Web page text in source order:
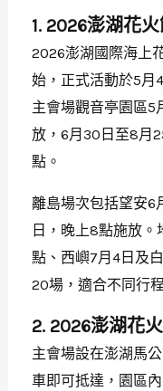
1. 2026澎湖花
2026澎湖國際海上
始，正式活動於5月
主會場觀音亭園區5
放，6月30日至8月
點。
離島場次包括望安6
日，晚上8點施放
點、西嶼7月4日及
20場，適合不同行
2. 2026澎湖花
主會場設在澎湖馬
車即可抵達，園區